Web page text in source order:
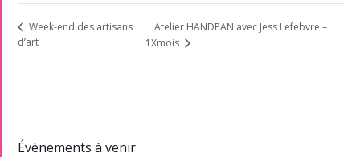
Week-end des artisans
d’art
Atelier HANDPAN avec Jess Lefebvre –
1Xmois
Évènements à venir